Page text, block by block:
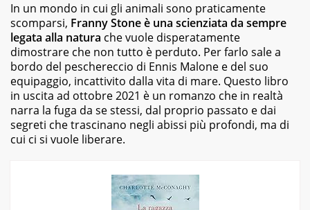
In un mondo in cui gli animali sono praticamente
scomparsi, Franny Stone è una scienziata da sempre
legata alla natura che vuole disperatamente
dimostrare che non tutto è perduto. Per farlo sale a
bordo del peschereccio di Ennis Malone e del suo
equipaggio, incattivito dalla vita di mare. Questo libro
in uscita ad ottobre 2021 è un romanzo che in realtà
narra la fuga da se stessi, dal proprio passato e dai
segreti che trascinano negli abissi più profondi, ma di
cui ci si vuole liberare.